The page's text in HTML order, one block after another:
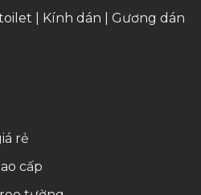
Kính dán
Gương dán
rẻ
cấp